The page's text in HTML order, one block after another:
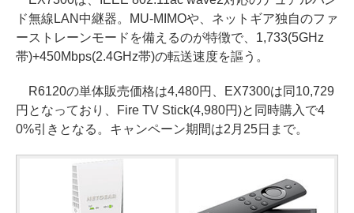
ド無線LAN中継器。MU-MIMOや、ネットギア独自のファ
ーストレーンモードを備えるのが特徴で、1,733(5GHz
帯)+450Mbps(2.4GHz帯)の転送速度を謳う。
R6120の単体販売価格は4,480円、EX7300は同10,729
円となっており、Fire TV Stick(4,980円)と同時購入で4
0%引きとなる。キャンペーン期間は2月25日まで。